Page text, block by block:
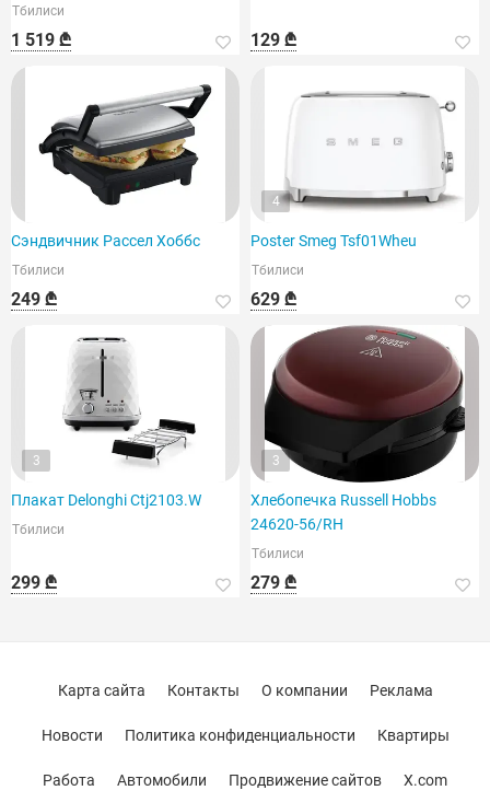
Тбилиси
1 519 ₾ 129 ₾
Сэндвичник Рассел Хоббс
Тбилиси
249 ₾
4
Poster Smeg Tsf01Wheu
Тбилиси
629 ₾
3
Плакат Delonghi Ctj2103.W
Тбилиси
299 ₾
3
Хлебопечка Russell Hobbs
24620-56/RH
Тбилиси
279 ₾
Карта сайта Контакты О компании Реклама
Новости Политика конфиденциальности Квартиры
Работа Автомобили Продвижение сайтов X.com